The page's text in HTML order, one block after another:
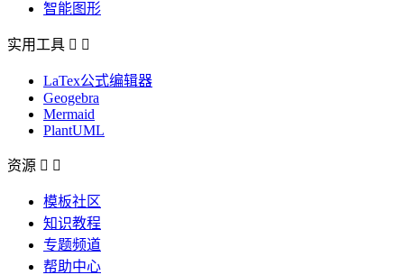
智能图形
实用工具  
LaTex公式编辑器
Geogebra
Mermaid
PlantUML
资源  
模板社区
知识教程
专题频道
帮助中心